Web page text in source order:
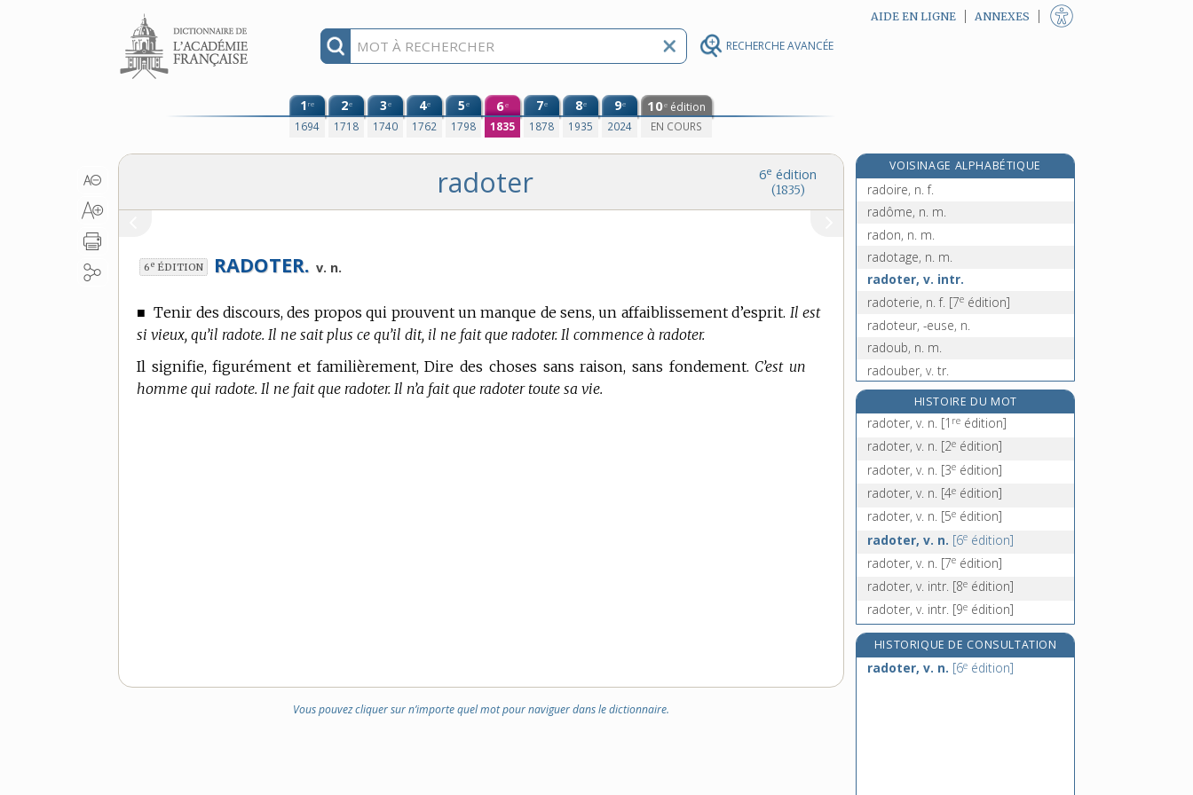
RECHERCHE AVANCÉE
Aller au contenu AIDE EN LIGNE ANNEXES
1re
1694
2e
1718
3e
1740
4e
1762
5e
1798
6e
1835
7e
1878
8e
1935
9e
2024
10e édition
EN COURS
6e édition
(1835)
radoter
6e ÉDITION RADOTER. v. n.
■Tenir des discours, des propos qui prouvent un manque de sens, un affaiblissement d’esprit. Il est
si vieux, qu’il radote. Il ne sait plus ce qu’il dit, il ne fait que radoter. Il commence à radoter.
Il signifie, figurément et familièrement, Dire des choses sans raison, sans fondement. C’est un
homme qui radote. Il ne fait que radoter. Il n’a fait que radoter toute sa vie.
Vous pouvez cliquer sur n’importe quel mot pour naviguer dans le dictionnaire.
VOISINAGE ALPHABÉTIQUE
radjah, n. m.
radoire, n. f.
radôme, n. m.
radon, n. m.
radotage, n. m.
radoter, v. intr.
radoterie, n. f. [7e édition]
radoteur, -euse, n.
radoub, n. m.
radouber, v. tr.
radoucir, v. tr.
radoucissement, n. m.
radula, n. f.
HISTOIRE DU MOT
radoter, v. n. [1 re édition]
radoter, v. n. [2e édition]
radoter, v. n. [3e édition]
radoter, v. n. [4e édition]
radoter, v. n. [5e édition]
radoter, v. n. [6e édition]
radoter, v. n. [7e édition]
radoter, v. intr. [8e édition]
radoter, v. intr. [9e édition]
HISTORIQUE DE CONSULTATION
radoter, v. n. [6e édition]